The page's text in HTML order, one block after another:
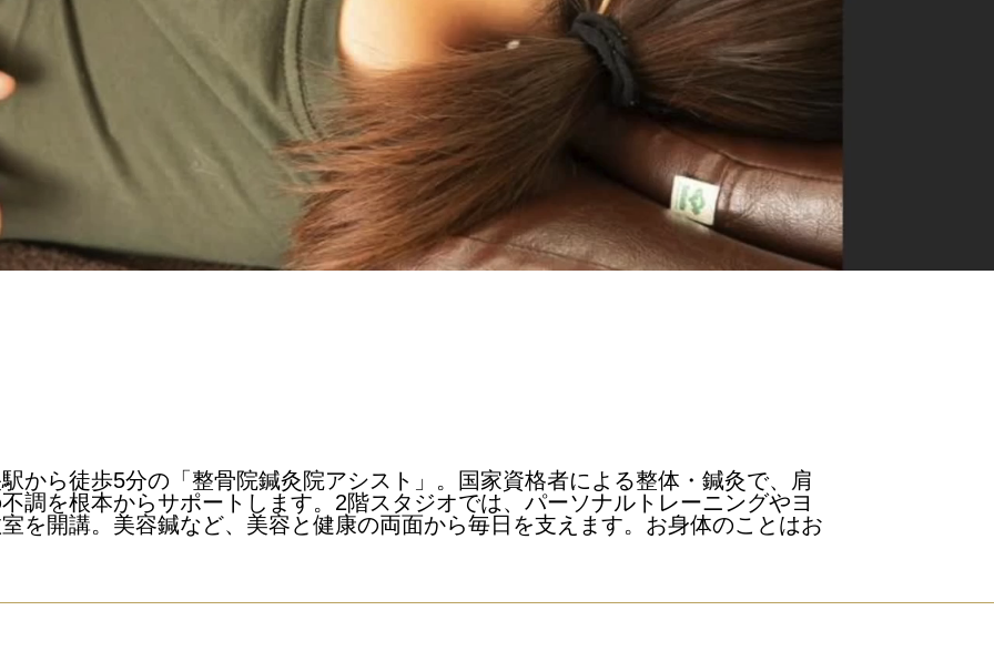
から徒歩5分の「整骨院鍼灸院アシスト」。国家資格者による整体・鍼灸で、肩
調を根本からサポートします。2階スタジオでは、パーソナルトレーニングやヨ
を開講。美容鍼など、美容と健康の両面から毎日を支えます。お身体のことはお